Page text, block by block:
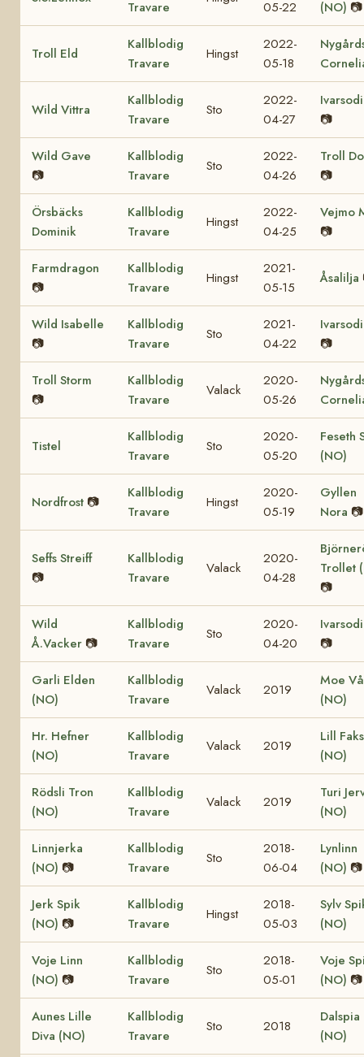
Travare
05-22
(NO) 📷
Troll Eld
Kallblodig
Travare
Hingst
2022-
05-18
Wild Vittra
Kallblodig
Travare
Sto
2022-
04-27
📷
Wild Gave
📷
Kallblodig
Travare
Sto
2022-
04-26
Troll
📷
Örsbäcks
Dominik
Kallblodig
Travare
Hingst
2022-
04-25
Vejmo
📷
Farmdragon
📷
Kallblodig
Travare
Hingst
2021-
05-15
Åsalilja
Wild Isabelle
📷
Kallblodig
Travare
Sto
2021-
04-22
📷
Troll Storm
📷
Kallblodig
Travare
Valack
2020-
05-26
Tistel
Kallblodig
Travare
Sto
2020-
05-20
Feseth
(NO)
Nordfrost 📷
Kallblodig
Travare
Hingst
2020-
05-19
Gyllen
Nora 📷
Seffs Streiff
📷
Kallblodig
Travare
Valack
2020-
04-28
Trollet
📷
Wild
Å.Vacker 📷
Kallblodig
Travare
Sto
2020-
04-20
📷
Garli Elden
(NO)
Kallblodig
Travare
Valack 2019
Moe
(NO)
Hr. Hefner
(NO)
Kallblodig
Travare
Valack 2019
Lill
(NO)
Rödsli Tron
(NO)
Kallblodig
Travare
Valack 2019
Turi
(NO)
Linnjerka
(NO) 📷
Kallblodig
Travare
Sto
2018-
06-04
Lynlinn
(NO) 📷
Jerk Spik
(NO) 📷
Kallblodig
Travare
Hingst
2018-
05-03
Sylv
(NO)
Voje Linn
(NO) 📷
Kallblodig
Travare
Sto
2018-
05-01
Voje
(NO) 📷
Aunes Lille
Diva (NO)
Kallblodig
Travare
Sto 2018
Dalspia
(NO)